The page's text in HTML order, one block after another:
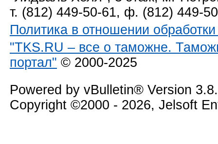
т. (812) 449-50-61, ф. (812) 449-
Политика в отношении
"TKS.RU – все о таможне.
портал" © 2000-2025
Powered by vBulletin® Version
Copyright ©2000 - 2026, Jelsoft